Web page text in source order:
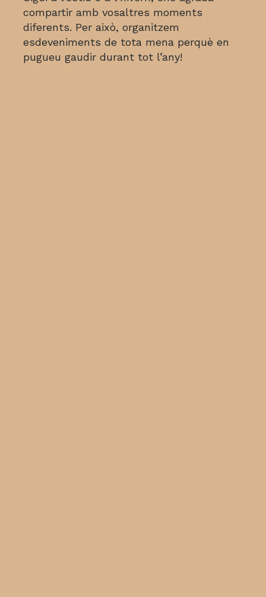
compartir amb vosaltres moments
diferents. Per això, organitzem
esdeveniments de tota mena perquè en
pugueu gaudir durant tot l’any!